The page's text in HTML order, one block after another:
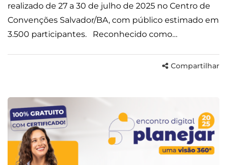
realizado de 27 a 30 de julho de 2025 no Centro de
Convenções Salvador/BA, com público estimado em
3.500 participantes. Reconhecido como…
Compartilhar